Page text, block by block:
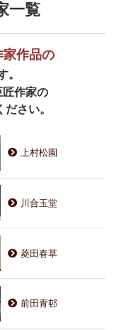
一覧
家作品の
。
匠作家の
さい。
上村松園
川合玉堂
菱田春草
前田青邨